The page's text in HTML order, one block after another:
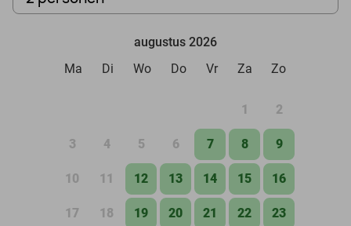
augustus 2026
Ma
Di Wo Do Vr Za Zo
1 2
3 4 5 6 7 8 9
10 11 12 13 14 15 16
17 18 19 20 21 22 23